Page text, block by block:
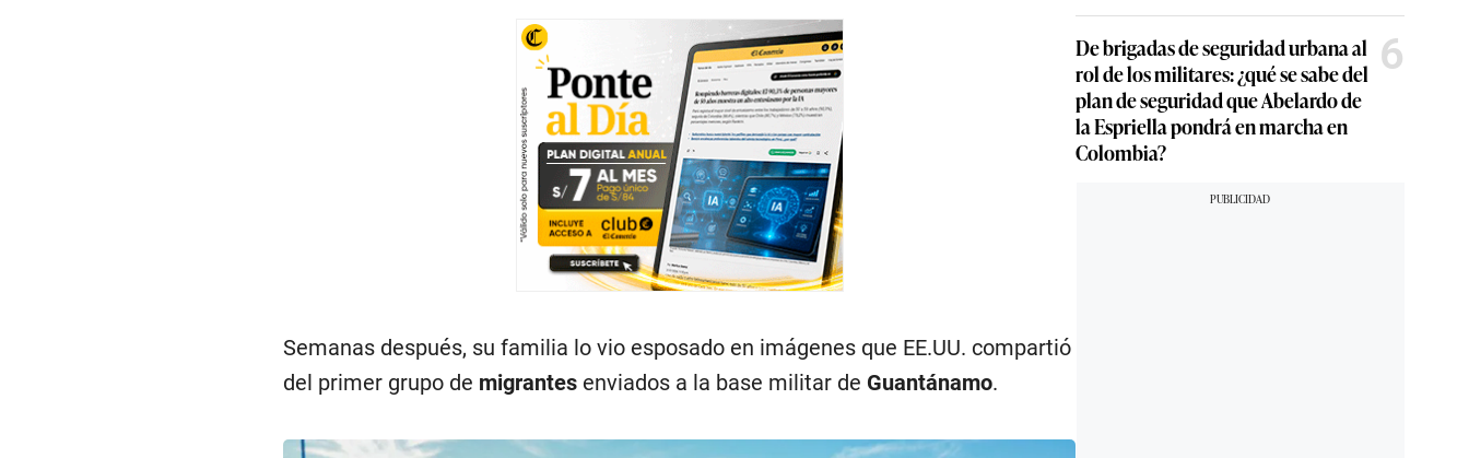
Semanas después, su familia lo vio esposado en imágenes que EE.UU. compartió
del primer grupo de migrantesenviados a la base militar de Guantánamo.
De brigadas de seguridad urbana al
rol de los militares: ¿qué se sabe del
plan de seguridad que Abelardo de
la Espriella pondrá en marcha en
Colombia?
6